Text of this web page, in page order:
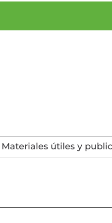
Materiales útiles y